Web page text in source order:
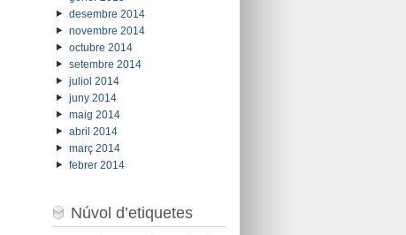
desembre 2014
novembre 2014
octubre 2014
setembre 2014
juliol 2014
juny 2014
maig 2014
abril 2014
març 2014
febrer 2014
Núvol d’etiquetes